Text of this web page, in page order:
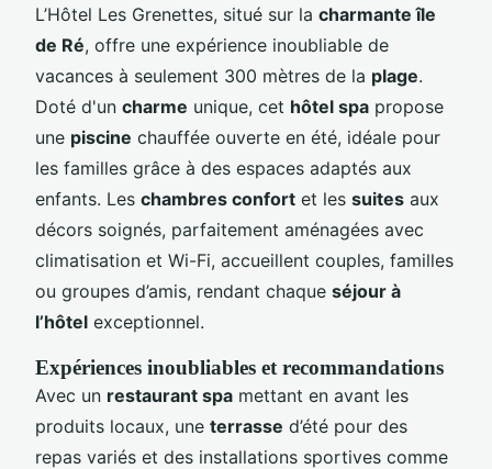
L’Hôtel Les Grenettes, situé sur la charmante île
de Ré, offre une expérience inoubliable de
vacances à seulement 300 mètres de la plage.
Doté d'un charme unique, cet hôtel spa propose
une piscine chauffée ouverte en été, idéale pour
les familles grâce à des espaces adaptés aux
enfants. Les chambres confort et les suites aux
décors soignés, parfaitement aménagées avec
climatisation et Wi-Fi, accueillent couples, familles
ou groupes d’amis, rendant chaque séjour à
l’hôtel exceptionnel.
Expériences inoubliables et recommandations
Avec un restaurant spa mettant en avant les
produits locaux, une terrasse d’été pour des
repas variés et des installations sportives comme